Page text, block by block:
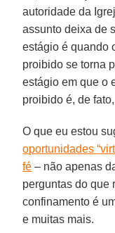
autoridade da
assunto deixa de
estágio é quando
proibido se torna
estágio em que o
proibido é, de
O que eu estou
oportunidades
fé – não apenas
perguntas do que
confinamento é
e muitas mais.